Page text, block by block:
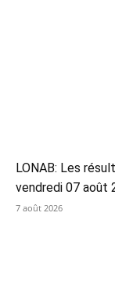
LONAB: Les
vendredi 07 août
7 août 2026